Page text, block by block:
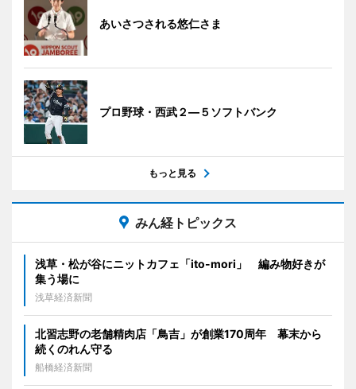
あいさつされる悠仁さま
プロ野球・西武２―５ソフトバンク
もっと見る
みん経トピックス
浅草・松が谷にニットカフェ「ito-mori」 編み物好きが
集う場に
浅草経済新聞
北習志野の老舗精肉店「鳥吉」が創業170周年 幕末から
続くのれん守る
船橋経済新聞